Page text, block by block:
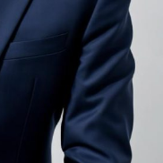
privind
„ne învârtim
„să pompeze”,
dar care
adică, în mințile
copilul mai întâi
apoi, eventual, se
Un material cu
transmiterea
către etajele
în clădirile mai
inițial